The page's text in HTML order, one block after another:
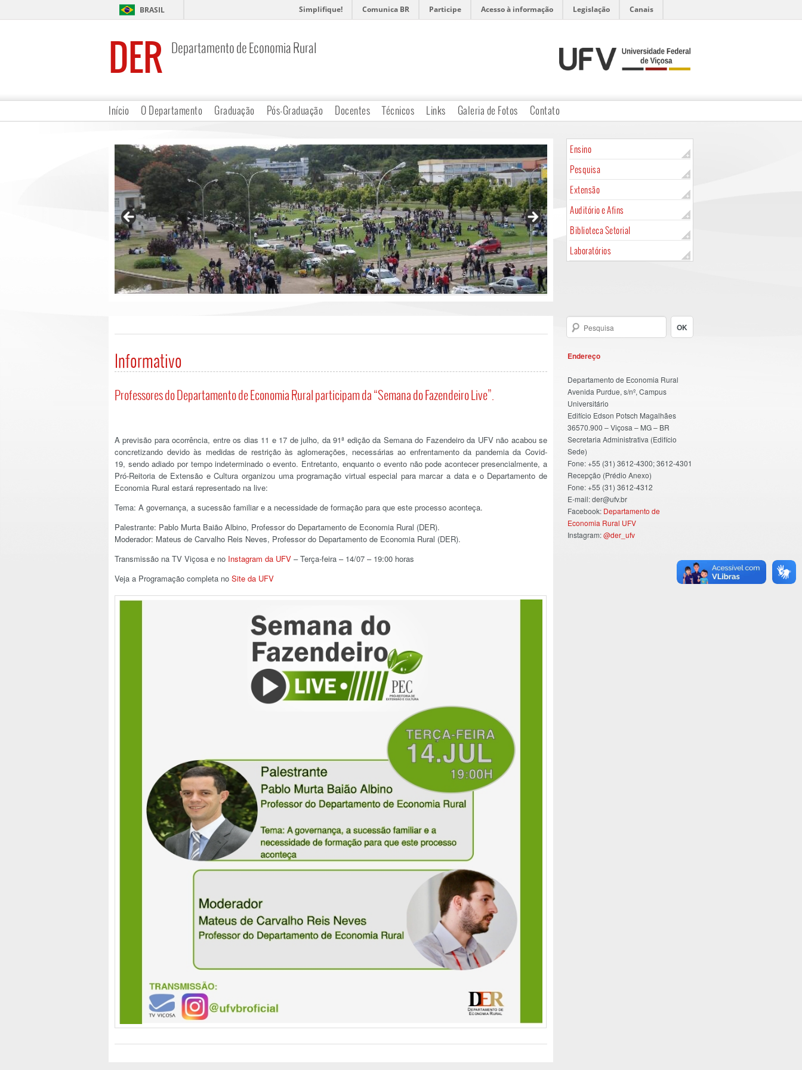
BRASIL Simplifique! Comunica BR Participe Acesso à informação Legislação Canais
DER Departamento de Economia Rural
Início O Departamento Graduação Pós-Graduação Docentes Técnicos Links Galeria de Fotos Contato
Ensino
Pesquisa
Extensão
Auditório e Afins
Biblioteca Setorial
Laboratórios
Endereço
Departamento de Economia Rural
Avenida Purdue, s/nº, Campus
Universitário
Edifício Edson Potsch Magalhães
36570.900 – Viçosa – MG – BR
Secretaria Administrativa (Edifício
Sede)
Fone: +55 (31) 3612-4300; 3612-4301
Recepção (Prédio Anexo)
Fone: +55 (31) 3612-4312
E-mail: der@ufv.br
Facebook: Departamento de
Economia Rural UFV
Instagram:@der_ufv
Informativo
Professores do Departamento de Economia Rural participam da “Semana do Fazendeiro Live”.
A previsão para ocorrência, entre os dias 11 e 17 de julho, da 91ª edição da Semana do Fazendeiro da UFV não acabou se
concretizando devido às medidas de restrição às aglomerações, necessárias ao enfrentamento da pandemia da Covid-
19, sendo adiado por tempo indeterminado o evento. Entretanto, enquanto o evento não pode acontecer presencialmente, a
Pró-Reitoria de Extensão e Cultura organizou uma programação virtual especial para marcar a data e o Departamento de
Economia Rural estará representado na live:
Tema: A governança, a sucessão familiar e a necessidade de formação para que este processo aconteça.
Palestrante: Pablo Murta Baião Albino, Professor do Departamento de Economia Rural (DER).
Moderador: Mateus de Carvalho Reis Neves, Professor do Departamento de Economia Rural (DER).
Transmissão na TV Viçosa e no Instagram da UFV – Terça-feira – 14/07 – 19:00 horas
Veja a Programação completa no Site da UFV